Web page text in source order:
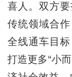
喜人。双方
传统领域合
全线通车目
打造更多“小